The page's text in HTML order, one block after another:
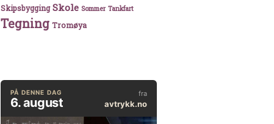
Skipsbygging Skole Sommer Tankfart
Tegning Tromøya